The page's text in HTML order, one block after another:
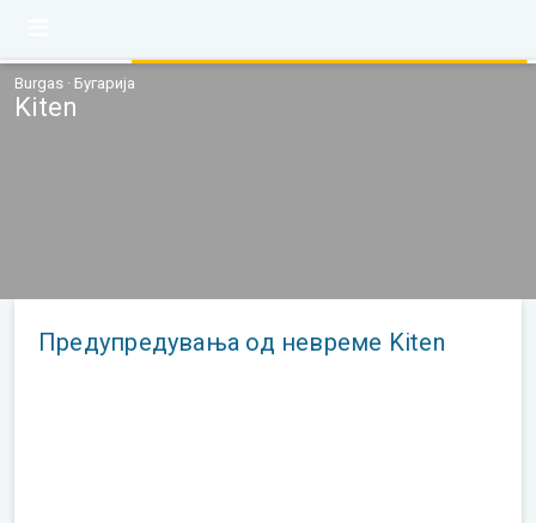
Burgas · Бугарија
Kiten
Предупредувања од невреме Kiten